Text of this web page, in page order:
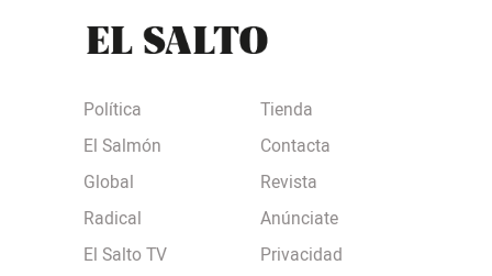
Política
El Salmón
Global
Radical
El Salto TV
Tienda
Contacta
Revista
Anúnciate
Privacidad